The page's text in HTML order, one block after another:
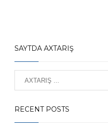
SAYTDA AXTARIŞ
RECENT POSTS